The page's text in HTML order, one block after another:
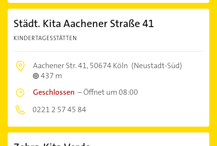
Städt. Kita Aachener Straße 41
KINDERTAGESSTÄTTEN
Aachener Str. 41,50674 Köln (Neustadt-Süd)
437 m
Geschlossen –Öffnet um 08:00
0221 2 57 45 84